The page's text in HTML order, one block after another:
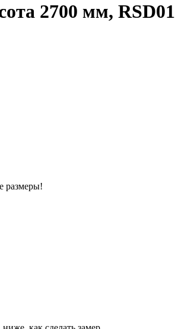
2700 мм, RSD01
размеры!